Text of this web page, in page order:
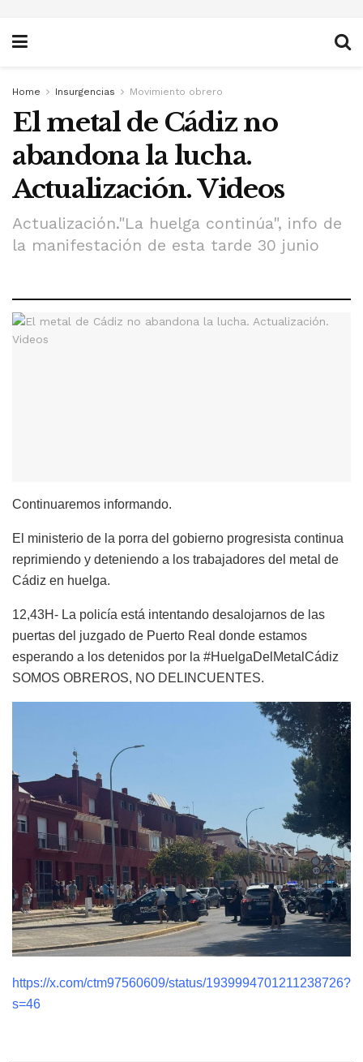
Home Insurgencias Movimiento obrero
El metal de Cádiz no
abandona la lucha.
Actualización. Videos
Actualización."La huelga continúa", info de
la manifestación de esta tarde 30 junio
Continuaremos informando.
El ministerio de la porra del gobierno progresista continua
reprimiendo y deteniendo a los trabajadores del metal de
Cádiz en huelga.
12,43H- La policía está intentando desalojarnos de las
puertas del juzgado de Puerto Real donde estamos
esperando a los detenidos por la #HuelgaDelMetalCádiz
SOMOS OBREROS, NO DELINCUENTES.
https://x.com/ctm97560609/status/1939994701211238726?
s=46